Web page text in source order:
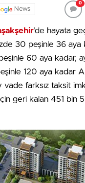
News
0
’de hayata
30 peşinle 36
60 aya kadar,
120 aya kadar
vade farksız taksit
geri kalan 451 bin